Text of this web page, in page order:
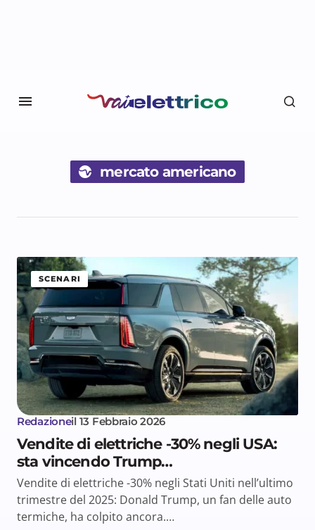
mercato americano
SCENARI
Redazioneil 13 Febbraio 2026
Vendite di elettriche -30% negli USA:
sta vincendo Trump…
Vendite di elettriche -30% negli Stati Uniti nell’ultimo
trimestre del 2025: Donald Trump, un fan delle auto
termiche, ha colpito ancora.…